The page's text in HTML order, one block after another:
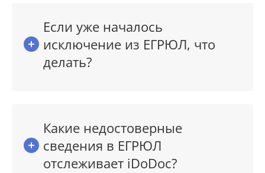
Если уже началось
исключение из ЕГРЮЛ, что
делать?
Какие недостоверные
сведения в ЕГРЮЛ
отслеживает iDoDoc?